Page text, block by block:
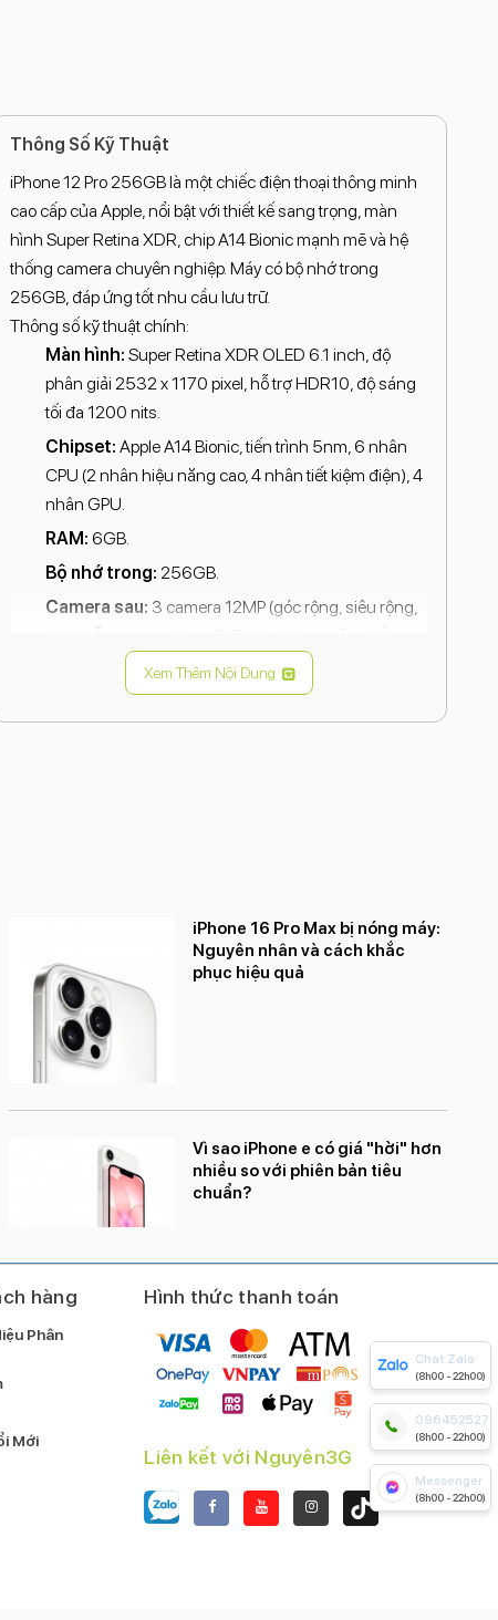
Thông Số Kỹ Thuật
iPhone 12 Pro 256GB là một chiếc điện thoại thông minh
cao cấp của Apple, nổi bật với thiết kế sang trọng, màn
hình Super Retina XDR, chip A14 Bionic mạnh mẽ và hệ
thống camera chuyên nghiệp. Máy có bộ nhớ trong
256GB, đáp ứng tốt nhu cầu lưu trữ.
Thông số kỹ thuật chính:
Màn hình: Super Retina XDR OLED 6.1 inch, độ
phân giải 2532 x 1170 pixel, hỗ trợ HDR10, độ sáng
tối đa 1200 nits.
Chipset: Apple A14 Bionic, tiến trình 5nm, 6 nhân
CPU (2 nhân hiệu năng cao, 4 nhân tiết kiệm điện), 4
nhân GPU.
RAM: 6GB.
Bộ nhớ trong: 256GB.
Camera sau: 3 camera 12MP (góc rộng, siêu rộng,
tele), hỗ trợ quay video 4K Dolby Vision, cảm biến
Camera trước:12MP.
Ưu điểm:
Thiết kế sang trọng, cao cấp.
Màn hình hiển thị đẹp, sắc nét.
Camera chất lượng, chụp ảnh đẹp trong nhiều điều
kiện ánh sáng.
Hỗ trợ 5G và các kết nối hiện đại.
Nhược điểm:
Pin có thể hơi nhỏ so với các dòng máy khác.
Xem Thêm Nội Dung
iPhone 16 Pro Max bị nóng máy:
Nguyên nhân và cách khắc
phục hiệu quả
Vì sao iPhone e có giá "hời" hơn
nhiều so với phiên bản tiêu
chuẩn?
Chat Zalo
(8h00 - 22h00)
0964525279
(8h00 - 22h00)
Messenger
(8h00 - 22h00)
hàng
Phân
Mới
Hình thức thanh toán
Liên kết với Nguyên3G